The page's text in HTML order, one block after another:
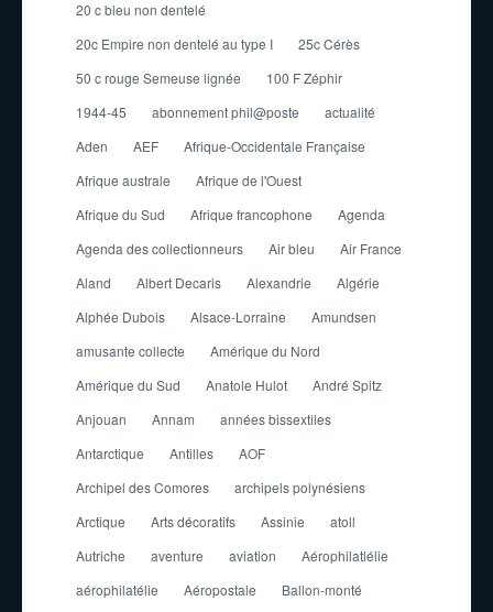
20 c bleu non dentelé
20c Empire non dentelé au type I
25c Cérès
50 c rouge Semeuse lignée
100 F Zéphir
1944-45
abonnement phil@poste
actualité
Aden
AEF
Afrique-Occidentale Française
Afrique australe
Afrique de l'Ouest
Afrique du Sud
Afrique francophone
Agenda
Agenda des collectionneurs
Air bleu
Air France
Aland
Albert Decaris Alexandrie
Algérie
Alphée Dubois
Alsace-Lorraine
Amundsen
amusante collecte
Amérique du Nord
Amérique du Sud
Anatole Hulot
André Spitz
Anjouan
Annam
années bissextiles
Antarctique
Antilles
AOF
Archipel des Comores
archipels polynésiens
Arctique
Arts décoratifs Assinie
atoll
Autriche
aventure aviation
Aérophilatlélie
aérophilatélie
Aéropostale
Ballon-monté